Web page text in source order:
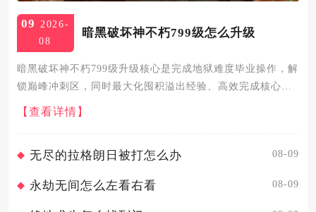
09
2026-
08
暗黑破坏神不朽799级怎么升级
暗黑破坏神不朽799级升级核心是完成地狱难度毕业操作，解
锁巅峰冲刺区，同时最大化囤积溢出经验、高效完成核心任
务，即可平稳突破等级瓶颈进入800级及以上的灾厄难度挑
战。799级处于减负护肝区的等级上限，角色获取的所有溢出
【查看详情】
无尽的拉格朗日被打怎么办 08-09
永劫无间怎么左看右看 08-09